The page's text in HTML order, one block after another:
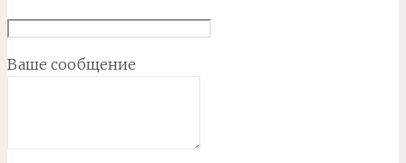
Ваше сообщение